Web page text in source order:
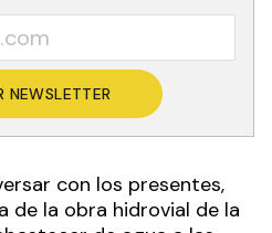
NEWSLETTER
con los presentes,
de la obra hidrovial de la